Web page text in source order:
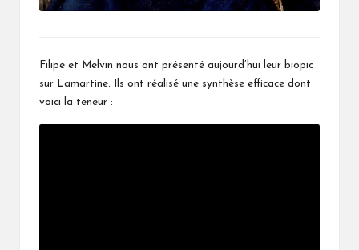
Filipe et Melvin nous ont présenté aujourd’hui leur biopic
sur Lamartine. Ils ont réalisé une synthèse efficace dont
voici la teneur :